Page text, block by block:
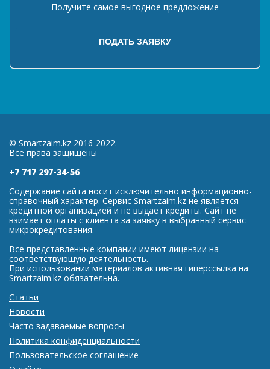
Получите самое выгодное предложение
© Smartzaim.kz 2016-2022.
Все права защищены
+7 717 297-34-56
Содержание сайта носит исключительно информационно-
справочный характер. Сервис Smartzaim.kz не является
кредитной организацией и не выдает кредиты. Сайт не
взимает оплаты с клиента за заявку в выбранный сервис
микрокредитования.
Все представленные компании имеют лицензии на
соответствующую деятельность.
При использовании материалов активная гиперссылка на
Smartzaim.kz обязательна.
Статьи
Новости
Часто задаваемые вопросы
Политика конфиденциальности
Пользовательское соглашение